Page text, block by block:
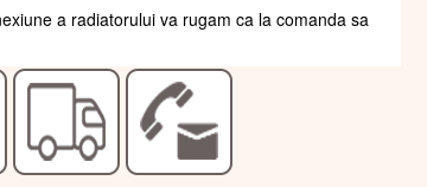
a radiatorului va rugam ca la comanda sa